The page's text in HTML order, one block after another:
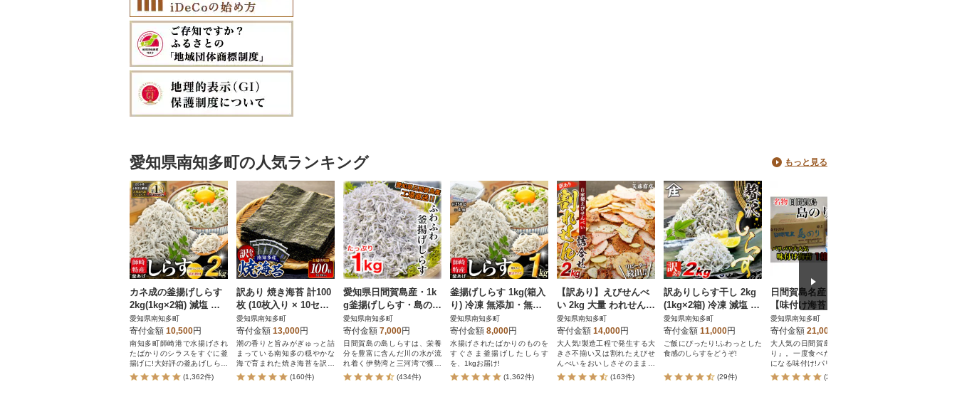
愛知県南知多町の人気ランキング もっと見る
カネ成の釜揚げしらす
2kg(1kg×2箱) 減塩 無
添加 無着色 冷凍
愛知県南知多町
寄付金額 10,500円
南知多町師崎港で水揚げされ
たばかりのシラスをすぐに釜
揚げに!大好評の釜あげしらす
を合計2kgお届け!(1,362件)
訳あり 焼き海苔 計100
枚 (10枚入り × 10セッ
ト) 小分け 南知多町産
愛知県南知多町
寄付金額 13,000円
潮の香りと旨みがぎゅっと詰
まっている南知多の穏やかな
海で育まれた焼き海苔を訳あ
りで提供
(160件)
愛知県日間賀島産・1k
g釜揚げしらす・島の工
場から直送
愛知県南知多町
寄付金額 7,000円
日間賀島の島しらすは、栄養
分を豊富に含んだ川の水が流
れ着く伊勢湾と三河湾で獲れ
た良質なしらすです。
(434件)
釜揚げしらす 1kg(箱入
り) 冷凍 無添加・無着
色・減塩
愛知県南知多町
寄付金額 8,000円
水揚げされたばかりのものを
すぐさま釜揚げしたしらす
を、1kgお届け!
(1,362件)
【訳あり】えびせんべ
い 2kg 大量 われせん
自家製せんべい 天藤商
店
愛知県南知多町
寄付金額 14,000円
大人気!製造工程で発生する大
きさ不揃い又は割れたえびせ
んべいをおいしさそのままで
お届けします。 (163件)
訳ありしらす干し 2kg
(1kg×2箱) 冷凍 減塩 南
知多町師崎 山庄水産
愛知県南知多町
寄付金額 11,000円
ご飯にぴったり!ふわっとした
食感のしらすをどうぞ!
(29件)
日間賀島名産・島のり
【味付け海苔】12本入
り(1箱)
愛知県南知多町
寄付金額 21,000
大人気の日間賀島名産『島の
り』。一度食べたらやみつき
になる味付け!パリパリ食感も
たまりません!
(29件)